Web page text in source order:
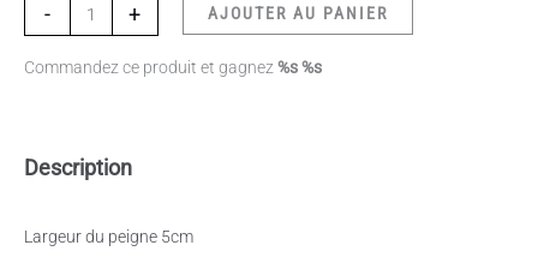
- + AJOUTER AU PANIER
Commandez ce produit et gagnez %s %s
Description
Largeur du peigne 5cm